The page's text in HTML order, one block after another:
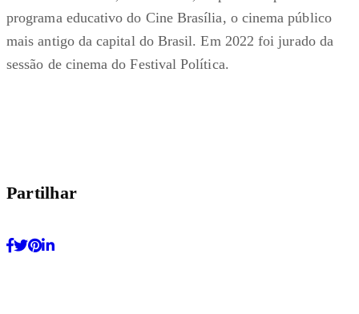
programa educativo do Cine Brasília, o cinema público
mais antigo da capital do Brasil. Em 2022 foi jurado da
sessão de cinema do Festival Política.
Partilhar